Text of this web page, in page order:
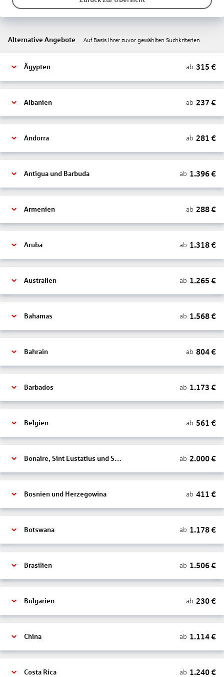
Alternative Angebote Auf Basis Ihrer zuvor gewählten Suchkriterien
Ägypten ab 315 €
Albanien ab 237 €
Andorra ab 281 €
Antigua und Barbuda ab 1.396€
Armenien ab 288€
Aruba ab 1.318€
Australien ab 1.265 €
Bahamas ab 1.568€
Bahrain ab 804€
Barbados ab 1.173 €
Belgien ab 561 €
Bonaire, Sint Eustatius und Saba ab 2.000€
Bosnien und Herzegowina ab 411 €
Botswana ab 1.178€
Brasilien ab 1.506€
Bulgarien ab 230€
China ab 1.114€
Costa Rica ab 1.240€